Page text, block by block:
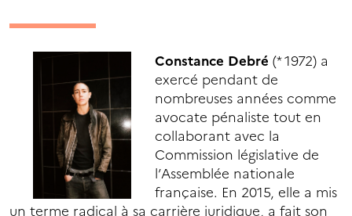
Constance Debré (* 1972) a
exercé pendant de
nombreuses années comme
avocate pénaliste tout en
collaborant avec la
Commission législative de
l’Assemblée nationale
française. En 2015, elle a mis
un terme radical à sa carrière juridique, a fait son